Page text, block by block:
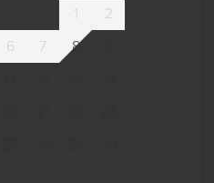
1
2
6 7 8